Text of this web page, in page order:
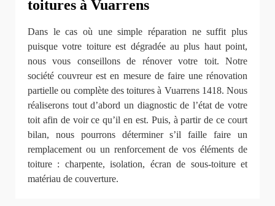
toitures à Vuarrens
Dans le cas où une simple réparation ne suffit plus
puisque votre toiture est dégradée au plus haut point,
nous vous conseillons de rénover votre toit. Notre
société couvreur est en mesure de faire une rénovation
partielle ou complète des toitures à Vuarrens 1418. Nous
réaliserons tout d’abord un diagnostic de l’état de votre
toit afin de voir ce qu’il en est. Puis, à partir de ce court
bilan, nous pourrons déterminer s’il faille faire un
remplacement ou un renforcement de vos éléments de
toiture : charpente, isolation, écran de sous-toiture et
matériau de couverture.